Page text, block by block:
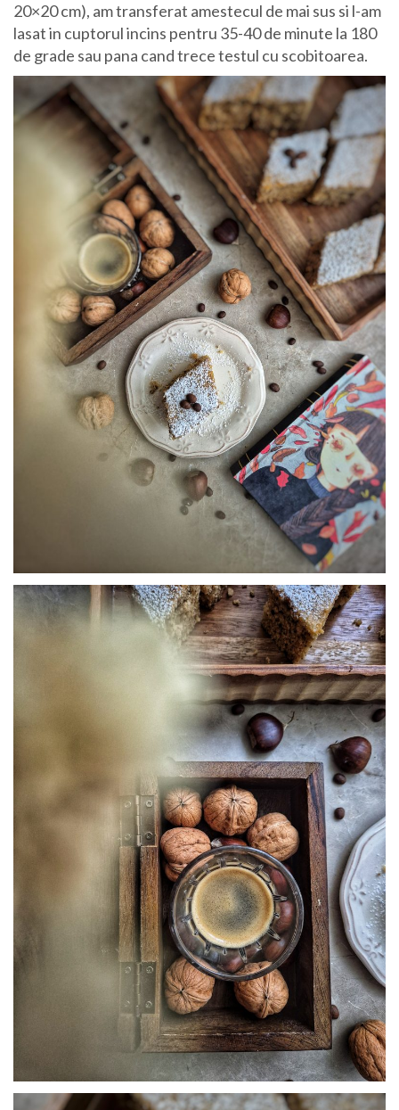
20×20 cm), am transferat amestecul de mai sus si l-am
lasat in cuptorul incins pentru 35-40 de minute la 180
de grade sau pana cand trece testul cu scobitoarea.